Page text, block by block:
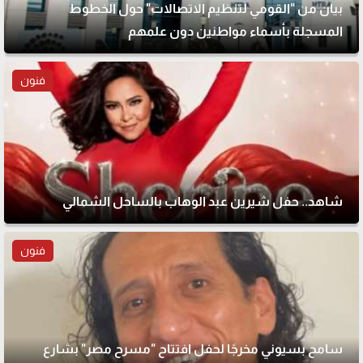
بيان من "القومي لتنظيم الاتصالات" حول الخطوط
المسجلة بأسماء مواطنين دون علمهم
فنون
شاهد.. حفل شيرين عبد الوهاب بالساحل الشمالي
فنون
سامح بسيوني مخرجًا لحفل افتتاح "مسرح مصر" بشارع